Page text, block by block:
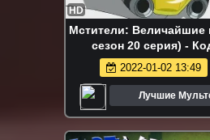
HD
Мстители: Величайшие
сезон 20 серия) -
2022-01-02 13:49
Лучшие